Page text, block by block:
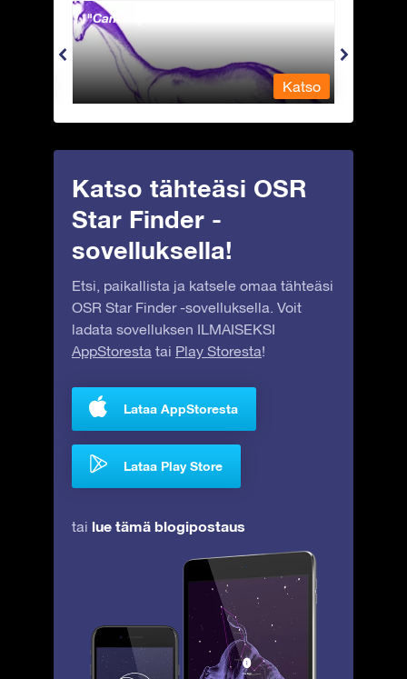
Camelopardalis - Kirahvi
Katso
Katso tähteäsi OSR
Star Finder -
sovelluksella!
Etsi, paikallista ja katsele omaa tähteäsi
OSR Star Finder -sovelluksella. Voit
ladata sovelluksen ILMAISEKSI
AppStoresta tai Play Storesta!
Lataa AppStoresta
Lataa Play Store
tai lue tämä blogipostaus